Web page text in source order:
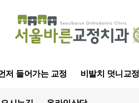
저 들어가는 교정 비발치 덧니교정